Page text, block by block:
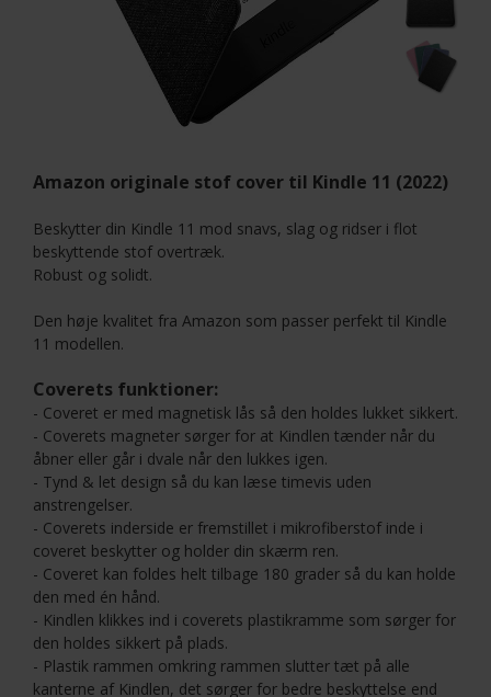
Amazon originale stof cover til Kindle 11 (2022)
Beskytter din Kindle 11 mod snavs, slag og ridser i flot
beskyttende stof overtræk.
Robust og solidt.
Den høje kvalitet fra Amazon som passer perfekt til Kindle
11 modellen.
Coverets funktioner:
- Coveret er med magnetisk lås så den holdes lukket sikkert.
- Coverets magneter sørger for at Kindlen tænder når du
åbner eller går i dvale når den lukkes igen.
- Tynd & let design så du kan læse timevis uden
anstrengelser.
- Coverets inderside er fremstillet i mikrofiberstof inde i
coveret beskytter og holder din skærm ren.
- Coveret kan foldes helt tilbage 180 grader så du kan holde
den med én hånd.
- Kindlen klikkes ind i coverets plastikramme som sørger for
den holdes sikkert på plads.
- Plastik rammen omkring rammen slutter tæt på alle
kanterne af Kindlen, det sørger for bedre beskyttelse end